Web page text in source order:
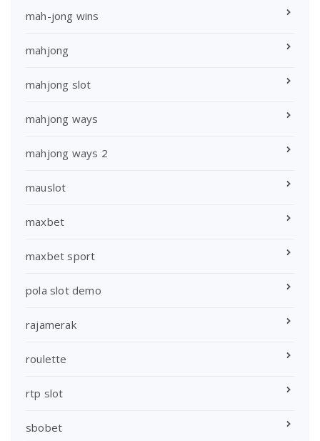
mah-jong wins
mahjong
mahjong slot
mahjong ways
mahjong ways 2
mauslot
maxbet
maxbet sport
pola slot demo
rajamerak
roulette
rtp slot
sbobet